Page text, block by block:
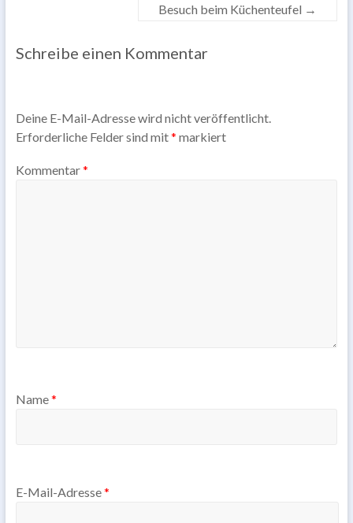
Besuch beim Küchenteufel →
Schreibe einen Kommentar
Deine E-Mail-Adresse wird nicht veröffentlicht.
Erforderliche Felder sind mit* markiert
Kommentar*
Name*
E-Mail-Adresse*